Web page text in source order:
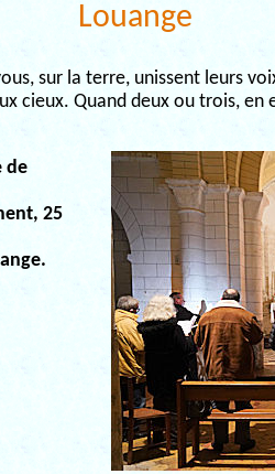
Louange
sur la terre, unissent leurs
cieux. Quand deux ou trois,
de
25